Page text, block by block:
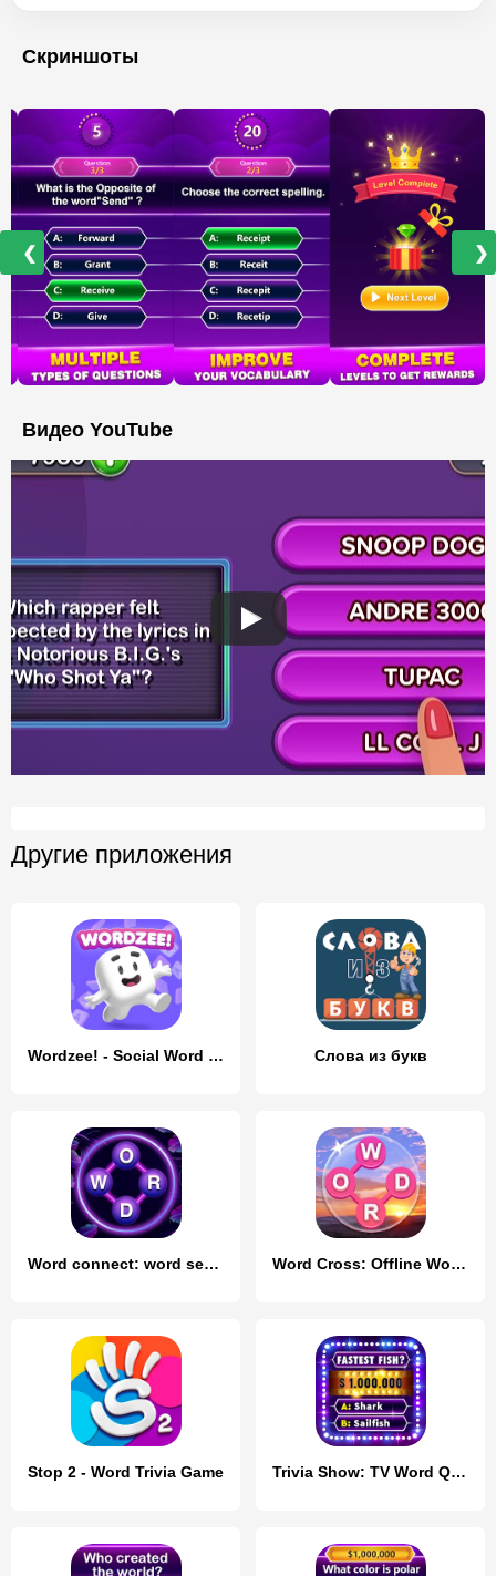
Скриншоты
❮ ❯
Видео YouTube
Другие приложения
Wordzee! - Social Word Game Слова из букв
Word connect: word search game Word Cross: Offline Word Games
Stop 2 - Word Trivia Game Trivia Show: TV Word Quiz Game